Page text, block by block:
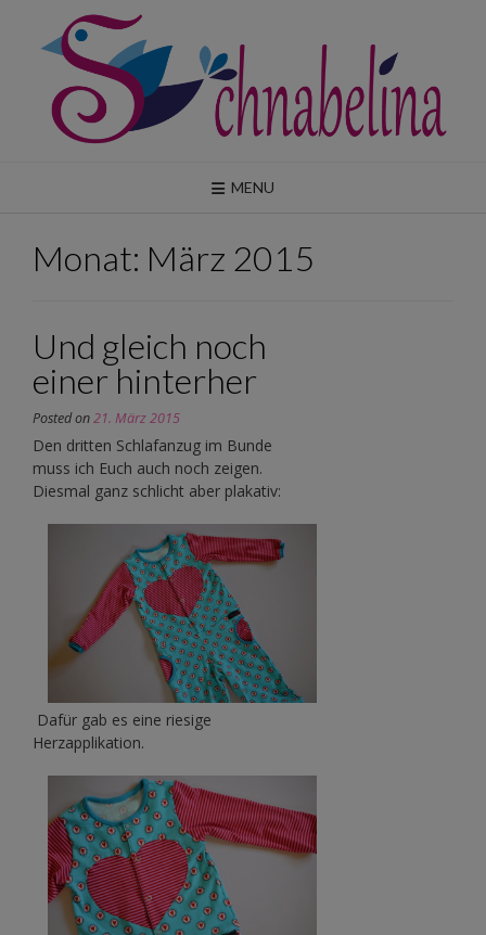
content
MENU
Monat: März 2015
Und gleich noch
einer hinterher
Posted on21. März 2015
Den dritten Schlafanzug im Bunde
muss ich Euch auch noch zeigen.
Diesmal ganz schlicht aber plakativ:
Dafür gab es eine riesige
Herzapplikation.